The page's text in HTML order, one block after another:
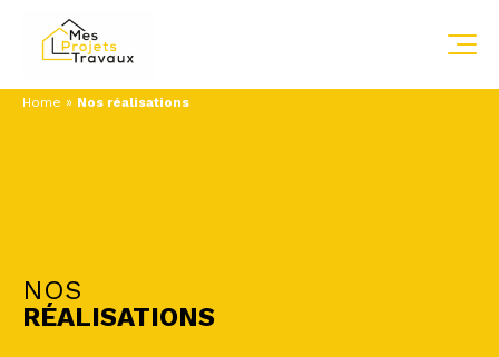
Home » Nos réalisations
NOS
RÉALISATIONS